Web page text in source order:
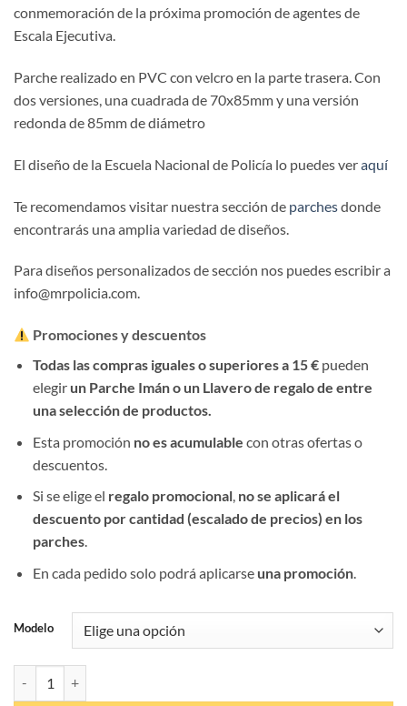
conmemoración de la próxima promoción de agentes de
Escala Ejecutiva.
Parche realizado en PVC con velcro en la parte trasera. Con
dos versiones, una cuadrada de 70x85mm y una versión
redonda de 85mm de diámetro
El diseño de la Escuela Nacional de Policía lo puedes veraquí
Te recomendamos visitar nuestra sección de parchesdonde
encontrarás una amplia variedad de diseños.
Para diseños personalizados de sección nos puedes escribir a
info@mrpolicia.com.
Promociones y descuentos
Todas las compras iguales o superiores a 15 €pueden
elegir un Parche Imán o un Llavero de regalo de entre
una selección de productos.
Esta promoción no es acumulable con otras ofertas o
descuentos.
Si se elige el regalo promocional, no se aplicará el
descuento por cantidad (escalado de precios) en los
parches.
En cada pedido solo podrá aplicarse una promoción.
Modelo